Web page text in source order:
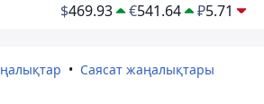
$469.93 €541.64 ₽5.71
Саясат жаңалықтары